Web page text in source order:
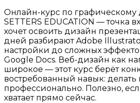
Онлайн-курс по графическому
SETTERS EDUCATION — точка
хочет освоить дизайн
дней разбирают Adobe
настройки до сложных
Google Docs. Веб-дизайн как
широкое — этот курс берёт
востребованный навык: делать
профессионально. Полезно,
хватает прямо сейчас.